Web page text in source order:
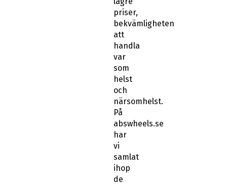
priser,
bekvämligheten
att
handla
var
som
helst
och
närsomhelst.
På
abswheels.se
har
vi
samlat
ihop
de